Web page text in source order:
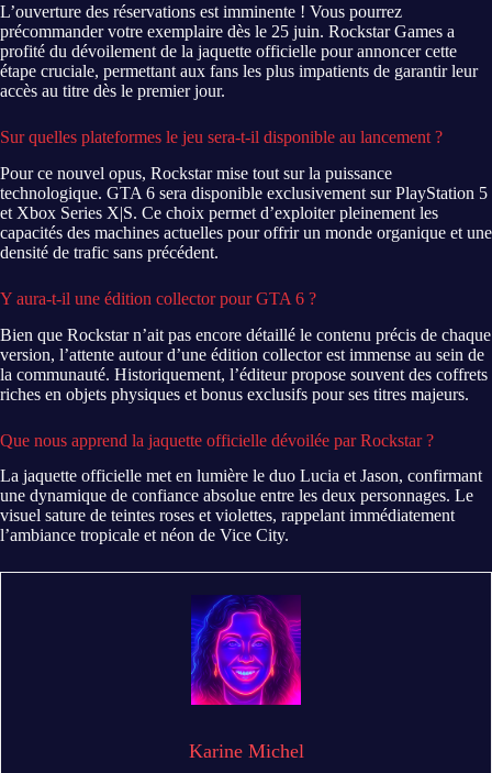
L’ouverture des réservations est imminente ! Vous pourrez
précommander votre exemplaire dès le 25 juin. Rockstar Games a
profité du dévoilement de la jaquette officielle pour annoncer cette
étape cruciale, permettant aux fans les plus impatients de garantir leur
accès au titre dès le premier jour.
Sur quelles plateformes le jeu sera-t-il disponible au lancement ?
Pour ce nouvel opus, Rockstar mise tout sur la puissance
technologique. GTA 6 sera disponible exclusivement sur PlayStation 5
et Xbox Series X|S. Ce choix permet d’exploiter pleinement les
capacités des machines actuelles pour offrir un monde organique et une
densité de trafic sans précédent.
Y aura-t-il une édition collector pour GTA 6 ?
Bien que Rockstar n’ait pas encore détaillé le contenu précis de chaque
version, l’attente autour d’une édition collector est immense au sein de
la communauté. Historiquement, l’éditeur propose souvent des coffrets
riches en objets physiques et bonus exclusifs pour ses titres majeurs.
Que nous apprend la jaquette officielle dévoilée par Rockstar ?
La jaquette officielle met en lumière le duo Lucia et Jason, confirmant
une dynamique de confiance absolue entre les deux personnages. Le
visuel sature de teintes roses et violettes, rappelant immédiatement
l’ambiance tropicale et néon de Vice City.
Karine Michel